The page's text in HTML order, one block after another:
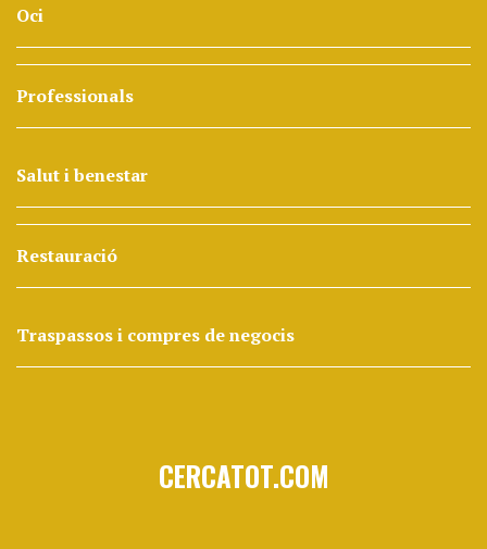
Oci
Professionals
Salut i benestar
Restauració
Traspassos i compres de negocis
CERCATOT.COM